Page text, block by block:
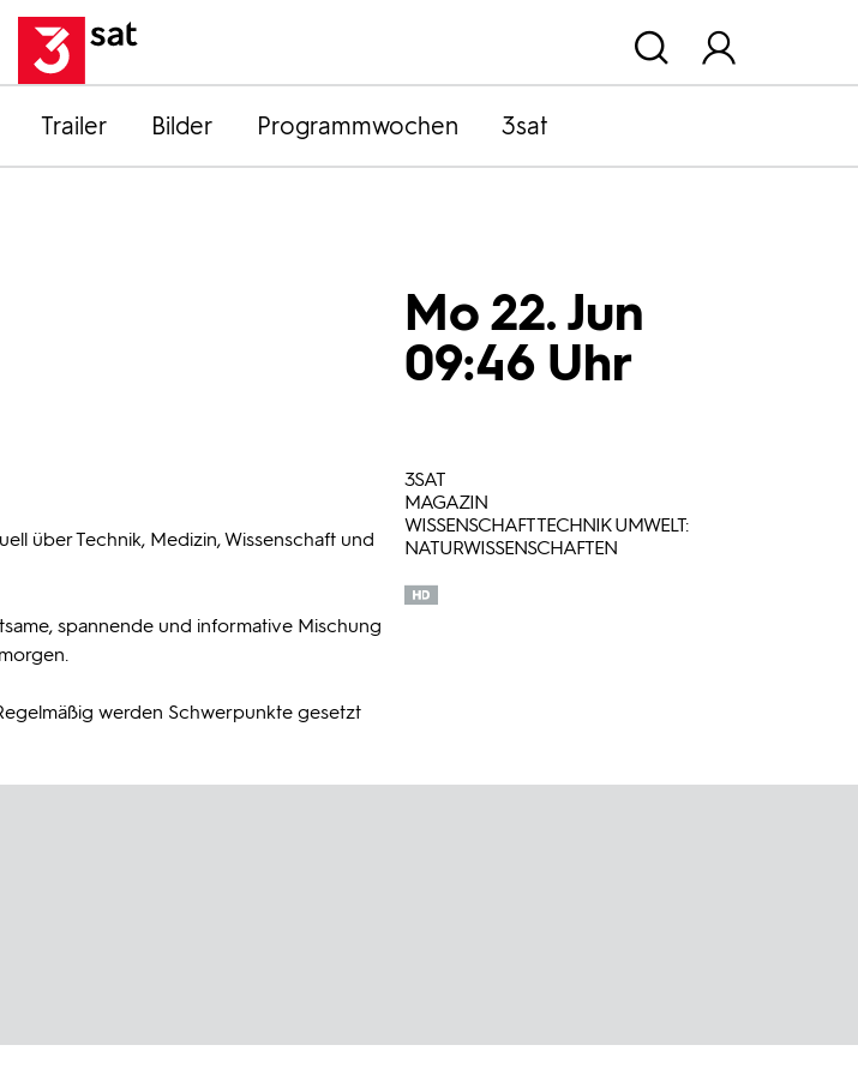
Trailer Bilder Programmwochen 3sat
Mo 22. Jun
09:46 Uhr
über Technik, Medizin, Wissenschaft und
spannende und informative Mischung
werden Schwerpunkte gesetzt
3SAT
MAGAZIN
WISSENSCHAFT TECHNIK UMWELT:
NATURWISSENSCHAFTEN